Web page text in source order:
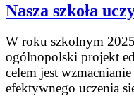
Nasza szkoła
W roku szkolnym
ogólnopolski projekt
celem jest
efektywnego uczenia